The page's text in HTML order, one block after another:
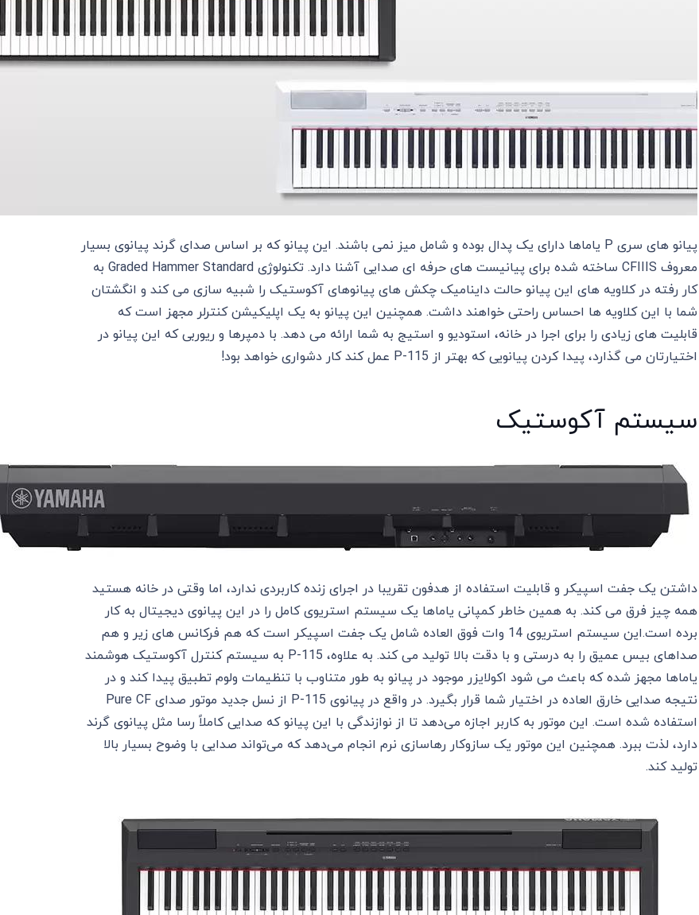
پیانو های سری P یاماها دارای یک پدال بوده و شامل میز نمی باشند. این پیانو که بر اساس صدای گرند پیانوی بسیار
معروف CFIIIS ساخته شده برای پیانیست های حرفه ای صدایی آشنا دارد. تکنولوژی Graded Hammer Standard به
کار رفته در کلاویه های این پیانو حالت داینامیک چکش های پیانوهای آکوستیک را شبیه سازی می کند و انگشتان
شما با این کلاویه ها احساس راحتی خواهند داشت. همچنین این پیانو به یک اپلیکیشن کنترلر مجهز است که
قابلیت های زیادی را برای اجرا در خانه، استودیو و استیج به شما ارائه می دهد. با دمپرها و ریوربی که این پیانو در
اختیارتان می گذارد، پیدا کردن پیانویی که بهتر از P-115 عمل کند کار دشواری خواهد بود!
سیستم آکوستیک
داشتن یک جفت اسپیکر و قابلیت استفاده از هدفون تقریبا در اجرای زنده کاربردی ندارد، اما وقتی در خانه هستید
همه چیز فرق می کند. به همین خاطر کمپانی یاماها یک سیستم استریوی کامل را در این پیانوی دیجیتال به کار
برده است.این سیستم استریوی 14 وات فوق العاده شامل یک جفت اسپیکر است که هم فرکانس های زیر و هم
صداهای بیس عمیق را به درستی و با دقت بالا تولید می کند. به علاوه، P-115 به سیستم کنترل آکوستیک هوشمند
یاماها مجهز شده که باعث می شود اکولایزر موجود در پیانو به طور متناوب با تنظیمات ولوم تطبیق پیدا کند و در
نتیجه صدایی خارق العاده در اختیار شما قرار بگیرد. در واقع در پیانوی P-115 از نسل جدید موتور صدای Pure CF
استفاده‌ شده است. این موتور به کاربر اجازه می‌دهد تا از نوازندگی با این پیانو که صدایی کاملاً رسا مثل پیانوی گرند
دارد، لذت ببرد. همچنین این موتور یک سازوکار رهاسازی نرم ‌انجام می‌دهد که می‌تواند صدایی با وضوح بسیار بالا
تولید کند.